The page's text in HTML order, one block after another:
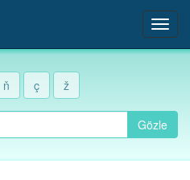
ň ç ž
Gözle